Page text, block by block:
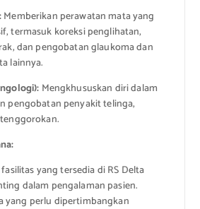
Memberikan perawatan mata yang
termasuk koreksi penglihatan,
dan pengobatan glaukoma dan
lainnya.
Mengkhususkan diri dalam
pengobatan penyakit telinga,
yang tersedia di RS Delta
dalam pengalaman pasien.
yang perlu dipertimbangkan